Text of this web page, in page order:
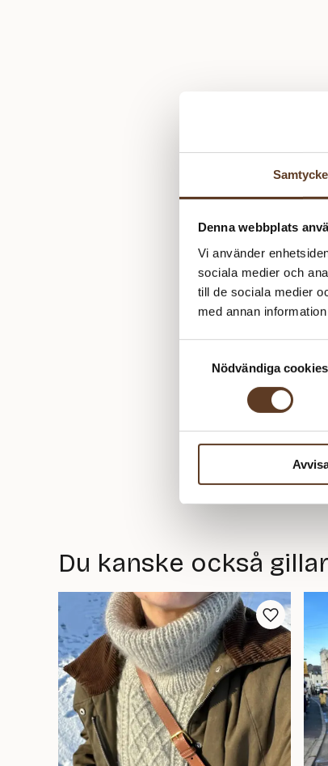
Samtycke
Denna webbplats
Vi använder
sociala medier och
till de sociala medier
med annan
Nödvändiga cookies
Du kanske också gillar